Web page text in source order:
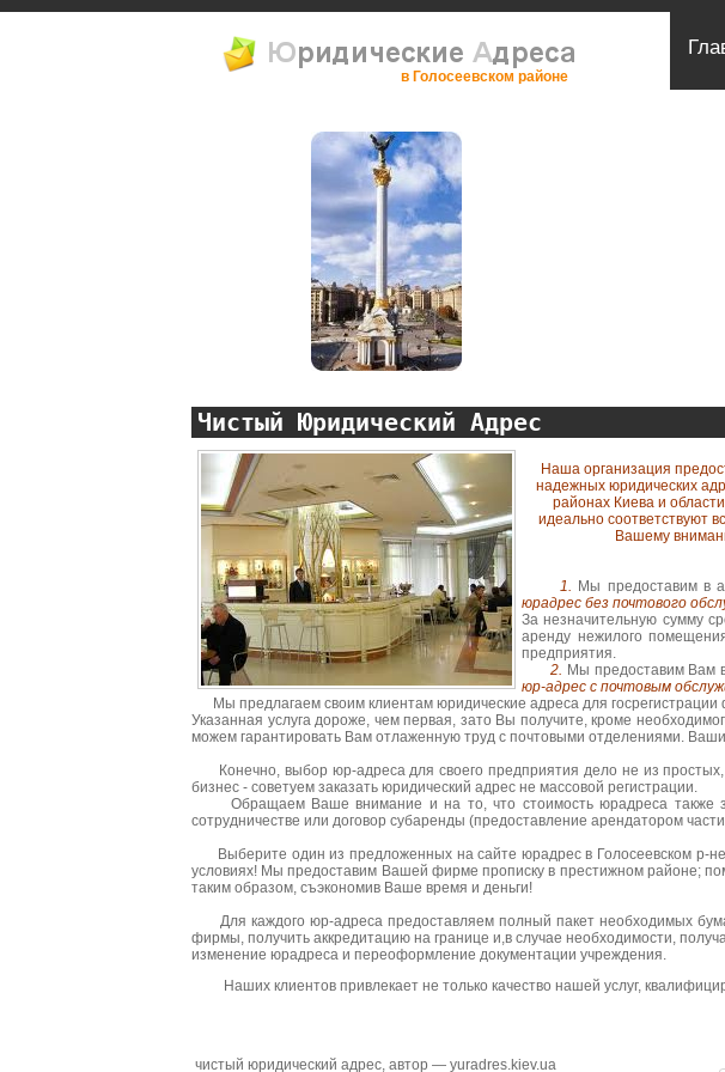
в Голосеевском районе
Чистый Юридический Адрес
Наша организация
надежных юридических
районах Киева и
идеально соответствуют
Вашему
1. Мы предоставим в
юрадрес без почтового
За незначительную сумму
аренду нежилого
предприятия.
2. Мы предоставим Вам
юр-адрес с почтовым
Мы предлагаем своим клиентам юридические адреса для
Указанная услуга дороже, чем первая, зато Вы получите, кроме
можем гарантировать Вам отлаженную труд с почтовыми отделениями.
Конечно, выбор юр-адреса для своего предприятия дело не из
бизнес - советуем заказать юридический адрес не массовой регистрации.
Обращаем Ваше внимание и на то, что стоимость юрадреса также
сотрудничестве или договор субаренды (предоставление арендатором
Выберите один из предложенных на сайте юрадрес в Голосеевском р-не
условиях! Мы предоставим Вашей фирме прописку в престижном районе;
таким образом, съэкономив Ваше время и деньги!
Для каждого юр-адреса предоставляем полный пакет необходимых
фирмы, получить аккредитацию на границе и,в случае необходимости,
изменение юрадреса и переоформление документации учреждения.
Наших клиентов привлекает не только качество нашей услуг,
чистый юридический адрес, автор — yuradres.kiev.ua